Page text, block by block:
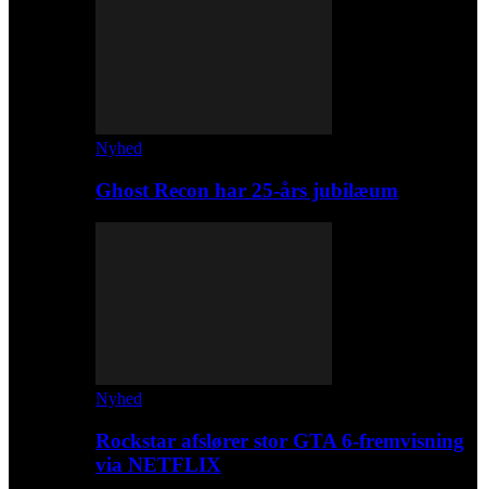
Nyhed
Ghost Recon har 25-års jubilæum
Nyhed
Rockstar afslører stor GTA 6-fremvisning
via NETFLIX